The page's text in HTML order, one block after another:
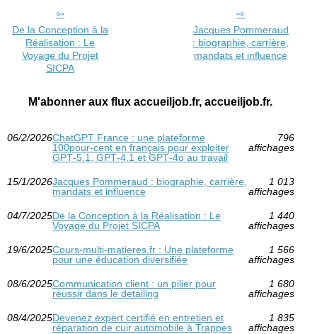
De la Conception à la
Réalisation : Le
Voyage du Projet
SICPA
Jacques Pommeraud
: biographie, carrière,
mandats et influence
M'abonner aux flux accueiljob.fr, accueiljob.fr.
06/2/2026ChatGPT France : une plateforme
100pour-cent en français pour exploiter
GPT‑5.1, GPT‑4.1 et GPT‑4o au travail
796
affichages
15/1/2026Jacques Pommeraud : biographie, carrière,
mandats et influence
1 013
affichages
04/7/2025De la Conception à la Réalisation : Le
Voyage du Projet SICPA
1 440
affichages
19/6/2025Cours-multi-matieres.fr : Une plateforme
pour une éducation diversifiée
1 566
affichages
08/6/2025Communication client : un pilier pour
réussir dans le detailing
1 680
affichages
08/4/2025Devenez expert certifié en entretien et
réparation de cuir automobile à Trappes
1 835
affichages